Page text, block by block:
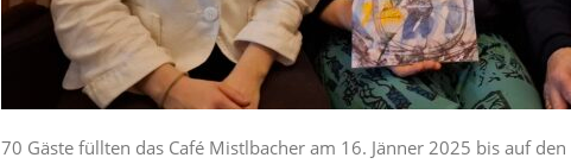
70 Gäste füllten das Café Mistlbacher am 16. Jänner 2025 bis auf